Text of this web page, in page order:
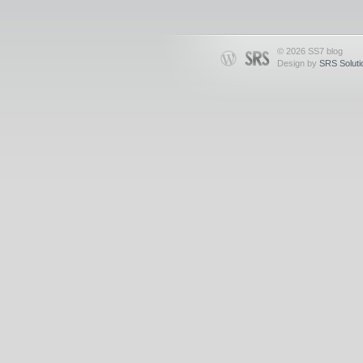
© 2026 SS7 blog
Design by SRS